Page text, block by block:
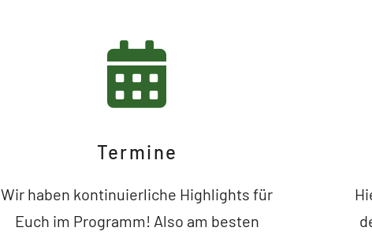
Termine
Wir haben kontinuierliche Highlights für
Euch im Programm! Also am besten